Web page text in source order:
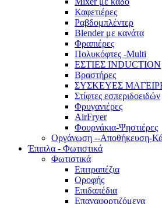
Καφετιέρες
Ραβδομπλέντερ
Blender με κανάτα
Φραπιέρες
Πολυκόφτες -Multi
ΕΣΤΙΕΣ INDUCTION
Βραστήρες
ΣΥΣΚΕΥΕΣ
Στίφτες εσπεριδοειδών
Φρυγανιέρες
AirFryer
Φουρνάκια-Ψηστιέρες
Οργάνωση --Αποθήκευση-
Έπιπλα - Φωτιστικά
Φωτιστικά
Επιτραπέζια
Οροφής
Επιδαπέδια
Επαναφορτιζόμενα